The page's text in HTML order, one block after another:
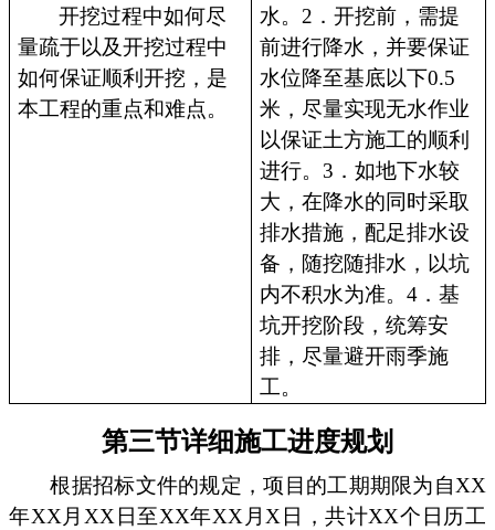
开挖过程中如何尽
量疏于以及开挖过程中
如何保证顺利开挖，是
本工程的重点和难点。
水。2．开挖前，需提
前进行降水，并要保证
水位降至基底以下0.5
米，尽量实现无水作业
以保证土方施工的顺利
进行。3．如地下水较
大，在降水的同时采取
排水措施，配足排水设
备，随挖随排水，以坑
内不积水为准。4．基
坑开挖阶段，统筹安
排，尽量避开雨季施
工。
第三节详细施工进度规划
根据招标文件的规定，项目的工期期限为自XX
年XX月XX日至XX年XX月X日，共计XX个日历工